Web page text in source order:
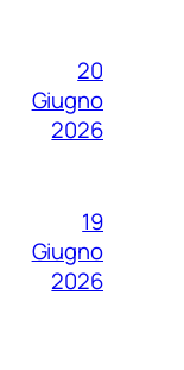
20
Giugno
2026
19
Giugno
2026